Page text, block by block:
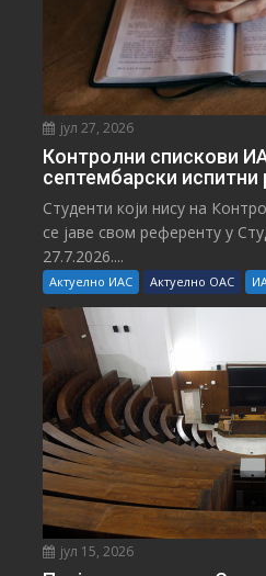
јул 27, 2026
Контролни спискови
септембарски
Студенти који нису на
се јаве свом референту у
27.7.2026....
Актуелно ИАС Актуелно ОАС
јул 15, 2026